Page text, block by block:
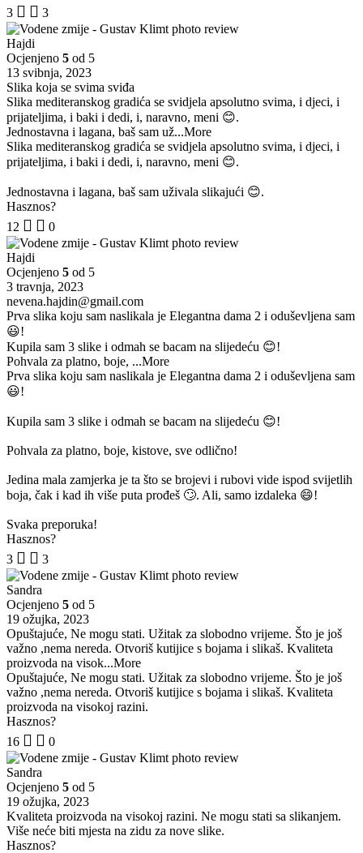
3
3
Hajdi
Ocjenjeno 5 od 5
13 svibnja, 2023
Slika koja se svima sviđa
Slika mediteranskog gradića se svidjela apsolutno svima, i djeci, i
prijateljima, i baki i dedi, i, naravno, meni 😊.
Jednostavna i lagana, baš sam už...More
Slika mediteranskog gradića se svidjela apsolutno svima, i djeci, i
prijateljima, i baki i dedi, i, naravno, meni 😊.
Jednostavna i lagana, baš sam uživala slikajući 😊.
Hasznos?
12
0
Hajdi
Ocjenjeno 5 od 5
3 travnja, 2023
nevena.hajdin@gmail.com
Prva slika koju sam naslikala je Elegantna dama 2 i oduševljena sam
😃!
Kupila sam 3 slike i odmah se bacam na slijedeću 😊!
Pohvala za platno, boje, ...More
Prva slika koju sam naslikala je Elegantna dama 2 i oduševljena sam
😃!
Kupila sam 3 slike i odmah se bacam na slijedeću 😊!
Pohvala za platno, boje, kistove, sve odlično!
Jedina mala zamjerka je ta što se brojevi i rubovi vide ispod svijetlih
boja, čak i kad ih više puta prođeš 🙄. Ali, samo izdaleka 😄!
Svaka preporuka!
Hasznos?
3
3
Sandra
Ocjenjeno 5 od 5
19 ožujka, 2023
Opuštajuće, Ne mogu stati. Užitak za slobodno vrijeme. Što je još
važno ,nema nereda. Otvoriš kutijice s bojama i slikaš. Kvaliteta
proizvoda na visok...More
Opuštajuće, Ne mogu stati. Užitak za slobodno vrijeme. Što je još
važno ,nema nereda. Otvoriš kutijice s bojama i slikaš. Kvaliteta
proizvoda na visokoj razini.
Hasznos?
16
0
Sandra
Ocjenjeno 5 od 5
19 ožujka, 2023
Kvaliteta proizvoda na visokoj razini. Ne mogu stati sa slikanjem.
Više neće biti mjesta na zidu za nove slike.
Hasznos?